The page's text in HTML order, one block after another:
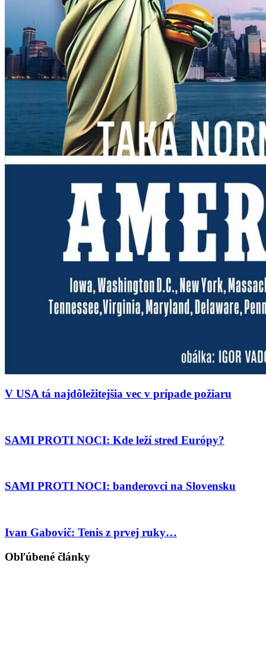
V USA tá najdôležitejšia vec v prípade požiaru
SAMI PROTI NOCI: Kde leží stred Európy?
SAMI PROTI NOCI: banderovci na Slovensku
Ivan Gabovič: Tenis z prvej ruky…
Obľúbené články